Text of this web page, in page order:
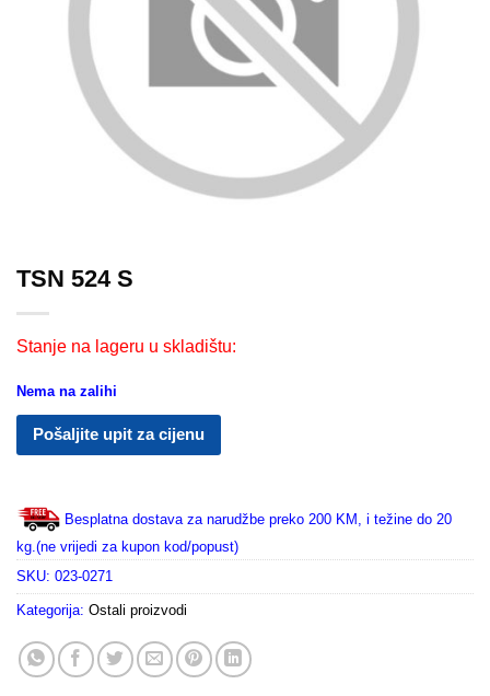
TSN 524 S
Stanje na lageru u skladištu:
Nema na zalihi
Pošaljite upit za cijenu
Besplatna dostava za narudžbe preko 200 KM, i težine do 20
kg.(ne vrijedi za kupon kod/popust)
SKU: 023-0271
Kategorija: Ostali proizvodi